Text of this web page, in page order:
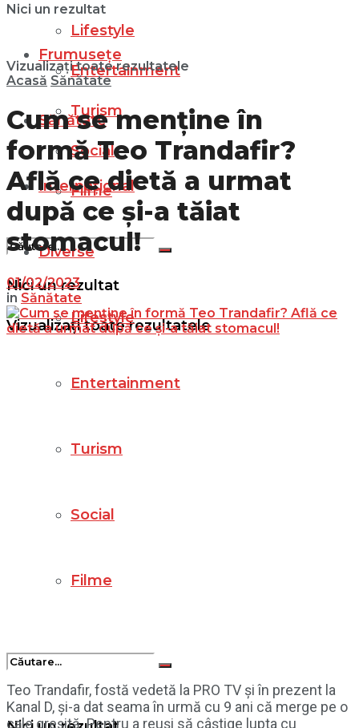
Lifestyle
Entertainment
Turism
Social
Filme
Nici un rezultat
Vizualizați toate rezultatele
Frumusețe
Sănătate
Internațional
Diverse
Lifestyle
Entertainment
Turism
Social
Filme
Nici un rezultat
Vizualizați toate rezultatele
Acasă Sănătate
Cum se menține în
formă Teo Trandafir?
Află ce dietă a urmat
după ce și-a tăiat
stomacul!
01/02/2023
in Sănătate
Teo Trandafir, fostă vedetă la PRO TV și în prezent la
Kanal D, și-a dat seama în urmă cu 9 ani că merge pe o
cale greșită. Pentru a reuși să câștige lupta cu